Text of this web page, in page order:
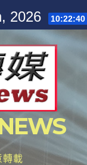
2026 10:22:42
轉載